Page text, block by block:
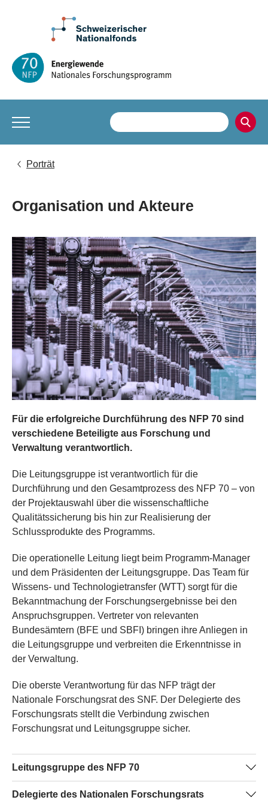
Porträt
Organisation und Akteure
Für die erfolgreiche Durchführung des NFP 70 sind
verschiedene Beteiligte aus Forschung und
Verwaltung verantwortlich.
Die Leitungsgruppe ist verantwortlich für die
Durchführung und den Gesamtprozess des NFP 70 – von
der Projektauswahl über die wissenschaftliche
Qualitätssicherung bis hin zur Realisierung der
Schlussprodukte des Programms.
Die operationelle Leitung liegt beim Programm-Manager
und dem Präsidenten der Leitungsgruppe. Das Team für
Wissens- und Technologietransfer (WTT) sorgt für die
Bekanntmachung der Forschungsergebnisse bei den
Anspruchsgruppen. Vertreter von relevanten
Bundesämtern (BFE und SBFI) bringen ihre Anliegen in
die Leitungsgruppe und verbreiten die Erkenntnisse in
der Verwaltung.
Die oberste Verantwortung für das NFP trägt der
Nationale Forschungsrat des SNF. Der Delegierte des
Forschungsrats stellt die Verbindung zwischen
Forschungsrat und Leitungsgruppe sicher.
Leitungsgruppe des NFP 70
Prof. em. Dr. Hans-Rudolf Schalcher, ETH Zürich
Delegierte des Nationalen Forschungsrats